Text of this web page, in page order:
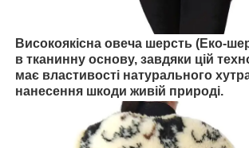
Високоякісна овеча шерсть (Еко-
в тканинну основу, завдяки цій
має властивості натурального
нанесення шкоди живій природі.